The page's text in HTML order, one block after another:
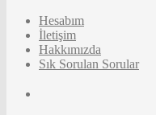
Hesabım
İletişim
Hakkımızda
Sık Sorulan Sorular